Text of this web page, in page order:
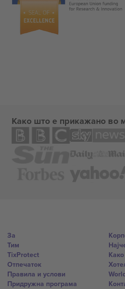
Како што е прикажано во
За
Тим
TixProtect
Отпечаток
Правила и услови
Придружна програма